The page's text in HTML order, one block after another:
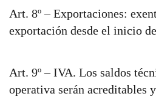
Art. 8º – Exportaciones:
exportación desde el inicio
Art. 9º – IVA. Los saldos
operativa serán acreditables